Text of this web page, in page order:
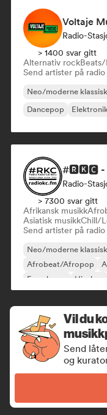
Voltaje
Radio-
> 1400 svar gitt
Alternativ rock
Send artister på radio
Neo/moderne klassisk
Dancepop
#🆁🅺🅲 -
Radio-
> 7300 svar gitt
Afrikansk musikk
Asiatisk musikkChill/
Send artister på radio
Neo/moderne klassisk
Afrobeat/Afropop
Fransk pop
Hip-hop
Vil du
Send
og